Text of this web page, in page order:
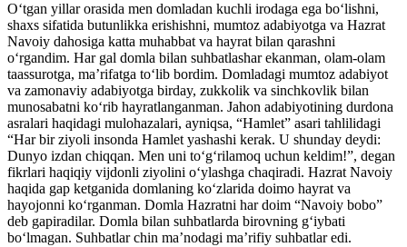
O‘tgan yillar orasida men domladan kuchli irodaga ega bo‘lishni,
shaxs sifatida butunlikka erishishni, mumtoz adabiyotga va Hazrat
Navoiy dahosiga katta muhabbat va hayrat bilan qarashni
o‘rgandim. Har gal domla bilan suhbatlashar ekanman, olam-olam
taassurotga, ma’rifatga to‘lib bordim. Domladagi mumtoz adabiyot
va zamonaviy adabiyotga birday, zukkolik va sinchkovlik bilan
munosabatni ko‘rib hayratlanganman. Jahon adabiyotining durdona
asralari haqidagi mulohazalari, ayniqsa, “Hamlet” asari tahlilidagi
“Har bir ziyoli insonda Hamlet yashashi kerak. U shunday deydi:
Dunyo izdan chiqqan. Men uni to‘g‘rilamoq uchun keldim!”, degan
fikrlari haqiqiy vijdonli ziyolini o‘ylashga chaqiradi. Hazrat Navoiy
haqida gap ketganida domlaning ko‘zlarida doimo hayrat va
hayojonni ko‘rganman. Domla Hazratni har doim “Navoiy bobo”
deb gapiradilar. Domla bilan suhbatlarda birovning g‘iybati
bo‘lmagan. Suhbatlar chin ma’nodagi ma’rifiy suhbatlar edi.